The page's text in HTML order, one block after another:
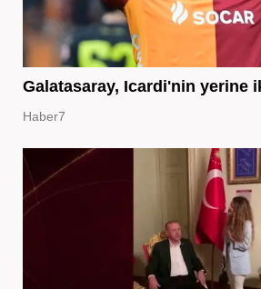
Galatasaray, Icardi'nin yerine
Haber7